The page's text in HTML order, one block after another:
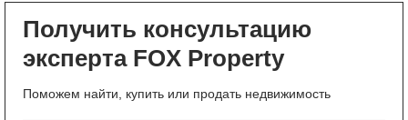
Получить консультацию
эксперта FOX Property
Поможем найти, купить или продать недвижимость